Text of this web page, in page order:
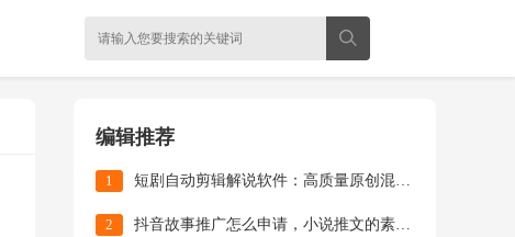
编辑推荐
1 短剧自动剪辑解说软件：高质量原创混剪视频实操教程
2 抖音故事推广怎么申请，小说推文的素材哪里找？